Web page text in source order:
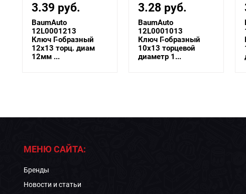
3.28 руб.
BaumAuto
12L0001013
Ключ Г-образный
10х13 торцевой
диаметр 1...
3.28 руб.
BaumAuto
12L0001012
Ключ Г-образный
10х12 торцевой
диаметр 1...
МЕНЮ САЙТА:
Бренды
Новости и статьи